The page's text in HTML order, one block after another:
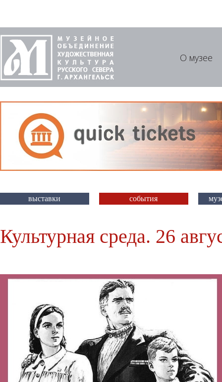
О музее
выставки события
Культурная среда. 26